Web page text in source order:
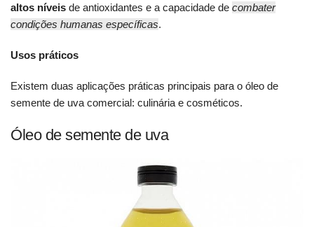
altos níveis de antioxidantes e a capacidade de combater
condições humanas específicas.
Usos práticos
Existem duas aplicações práticas principais para o óleo de
semente de uva comercial: culinária e cosméticos.
Óleo de semente de uva